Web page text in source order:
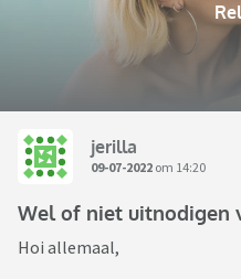
jerilla
09-07-2022 om 14:20
Wel of niet uitnodigen
Hoi allemaal,